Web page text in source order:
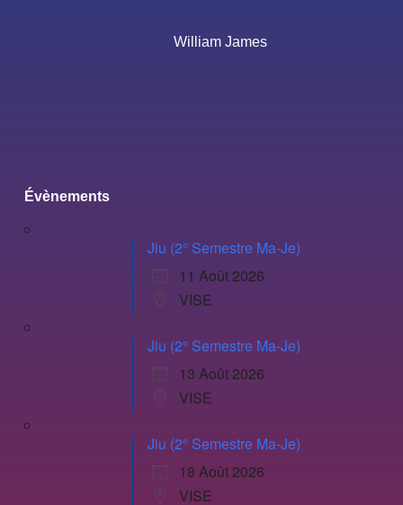
William James
Évènements
Jiu (2° Semestre Ma-Je)
11 Août 2026
VISE
Jiu (2° Semestre Ma-Je)
13 Août 2026
VISE
Jiu (2° Semestre Ma-Je)
18 Août 2026
VISE